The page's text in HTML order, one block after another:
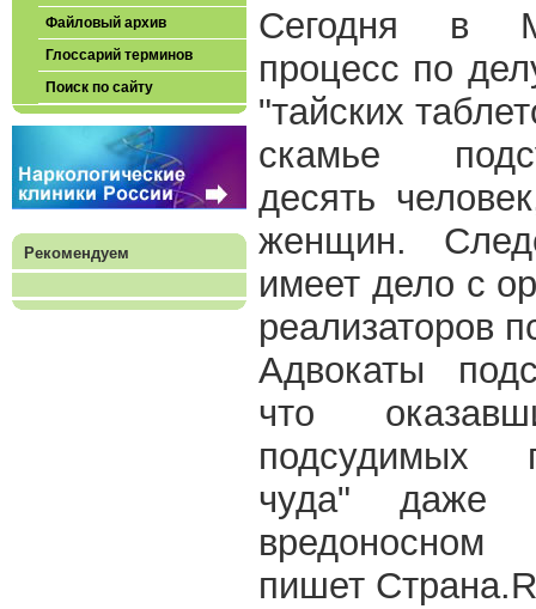
Файловый архив
Глоссарий терминов
Поиск по сайту
Рекомендуем
Сегодня в
процесс по
"тайских
скамье
десять
женщин.
имеет дело с
реализаторов
Адвокаты
что
подсудимых
чуда" даже
вредоносном
пишет